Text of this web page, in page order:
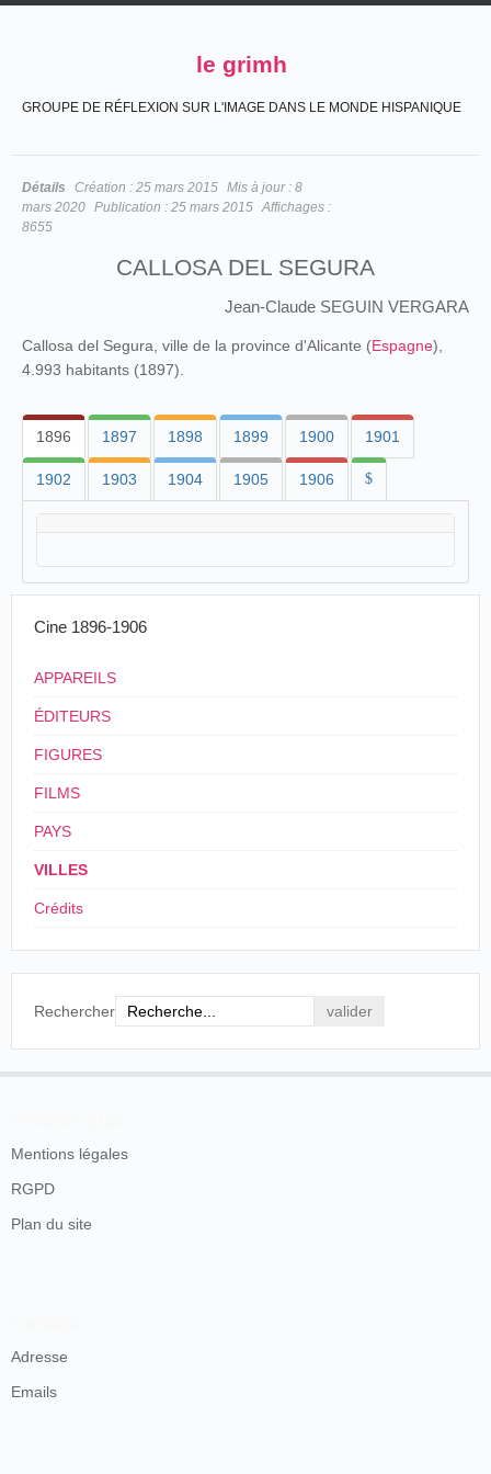
le grimh
GROUPE DE RÉFLEXION SUR L'IMAGE DANS LE MONDE HISPANIQUE
Détails Création : 25 mars 2015 Mis à jour : 8
mars 2020 Publication : 25 mars 2015 Affichages :
8655
CALLOSA DEL SEGURA
Jean-Claude SEGUIN VERGARA
Callosa del Segura, ville de la province d'Alicante (Espagne),
4.993 habitants (1897).
1896 1897 1898 1899 1900 1901
1902 1903 1904 1905 1906 $
Cine 1896-1906
APPAREILS
ÉDITEURS
FIGURES
FILMS
PAYS
VILLES
Crédits
Rechercher
Mentions légales
RGPD
Plan du site
Adresse
Emails